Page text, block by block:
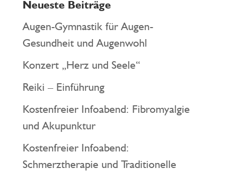
Neueste Beiträge
Augen-Gymnastik für Augen-
Gesundheit und Augenwohl
Konzert „Herz und Seele“
Reiki – Einführung
Kostenfreier Infoabend: Fibromyalgie
und Akupunktur
Kostenfreier Infoabend:
Schmerztherapie und Traditionelle